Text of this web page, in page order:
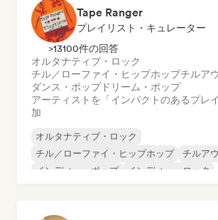
Tape Ranger
プレイリスト・キュレーター
>13100件の回答
オルタナティブ・ロック
チル／ローファイ・ヒップホップチルア
ダンス・ポップドリーム・ポップ
アーティストを「インパクトのあるプレ
加
オルタナティブ・ロック
チル／ローファイ・ヒップホップ
チルア
インディー・ポップ
インディー・ロック